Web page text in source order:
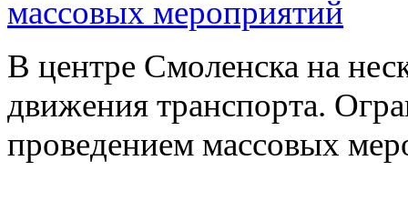
массовых мероприятий
В центре Смоленска на
движения транспорта.
проведением массовых